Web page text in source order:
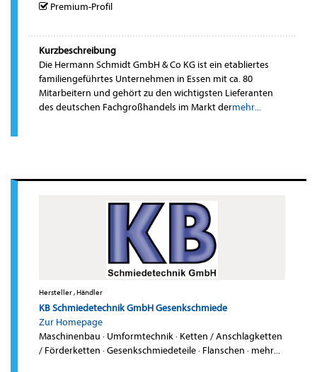
Premium-Profil
Kurzbeschreibung
Die Hermann Schmidt GmbH & Co KG ist ein etabliertes
familiengeführtes Unternehmen in Essen mit ca. 80
Mitarbeitern und gehört zu den wichtigsten Lieferanten
des deutschen Fachgroßhandels im Markt dermehr...
Hersteller , Händler
KB Schmiedetechnik GmbH Gesenkschmiede
Zur Homepage
Maschinenbau · Umformtechnik· Ketten / Anschlagketten
/ Förderketten ·Gesenkschmiedeteile· Flanschen · mehr...